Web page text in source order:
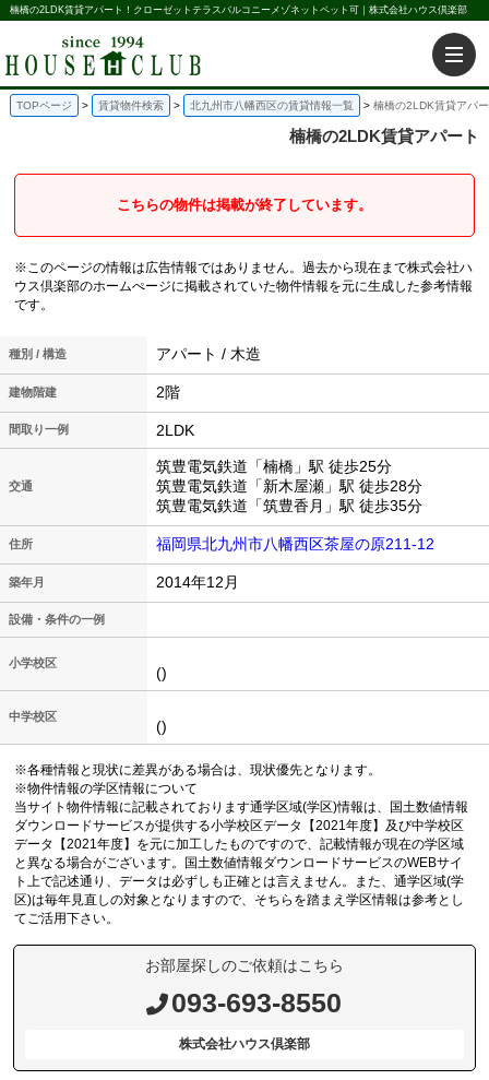
楠橋の2LDK賃貸アパート！クローゼットテラスバルコニーメゾネットペット可｜株式会社ハウス倶楽部
TOPページ 賃貸物件検索 北九州市八幡西区の賃貸情報一覧 楠橋の2LDK賃貸アパ
楠橋の2LDK賃貸アパート
こちらの物件は掲載が終了しています。
※このページの情報は広告情報ではありません。過去から現在まで株式会社ハ
ウス倶楽部のホームぺージに掲載されていた物件情報を元に生成した参考情報
です。
種別 / 構造 アパート / 木造
建物階建 2階
間取り一例 2LDK
交通
筑豊電気鉄道「楠橋」駅 徒歩25分
筑豊電気鉄道「新木屋瀬」駅 徒歩28分
筑豊電気鉄道「筑豊香月」駅 徒歩35分
住所 福岡県北九州市八幡西区茶屋の原211-12
築年月 2014年12月
設備・条件の一例
小学校区
()
中学校区
()
※各種情報と現状に差異がある場合は、現状優先となります。
※物件情報の学区情報について
当サイト物件情報に記載されております通学区域(学区)情報は、国土数値情報
ダウンロードサービスが提供する小学校区データ【2021年度】及び中学校区
データ【2021年度】を元に加工したものですので、記載情報が現在の学区域
と異なる場合がございます。国土数値情報ダウンロードサービスのWEBサイ
ト上で記述通り、データは必ずしも正確とは言えません。また、通学区域(学
区)は毎年見直しの対象となりますので、そちらを踏まえ学区情報は参考とし
てご活用下さい。
お部屋探しのご依頼はこちら
093-693-8550
株式会社ハウス倶楽部